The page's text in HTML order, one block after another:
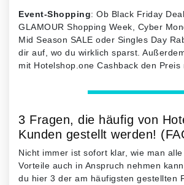
Event-Shopping: Ob Black Friday
GLAMOUR Shopping Week, Cyber
Mid Season SALE oder Singles Day
dir auf, wo du wirklich sparst.
mit Hotelshop.one Cashback den Preis
3 Fragen, die häufig von
Kunden gestellt werden!
Nicht immer ist sofort klar, wie man
Vorteile auch in Anspruch nehmen
du hier 3 der am häufigsten gestellten